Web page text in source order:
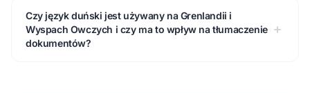
Czy język duński jest używany na Grenlandii i
Wyspach Owczych i czy ma to wpływ na tłumaczenie
dokumentów?